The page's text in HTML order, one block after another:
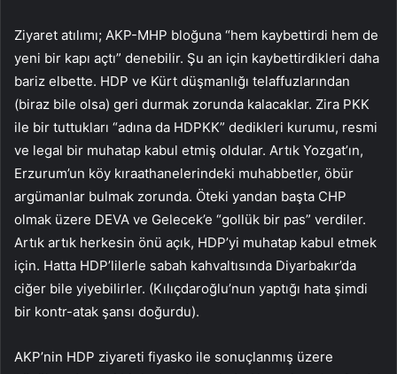
Ziyaret atılımı; AKP-MHP bloğuna “hem kaybettirdi hem de
yeni bir kapı açtı” denebilir. Şu an için kaybettirdikleri daha
bariz elbette. HDP ve Kürt düşmanlığı telaffuzlarından
(biraz bile olsa) geri durmak zorunda kalacaklar. Zira PKK
ile bir tuttukları “adına da HDPKK” dedikleri kurumu, resmi
ve legal bir muhatap kabul etmiş oldular. Artık Yozgat’ın,
Erzurum’un köy kıraathanelerindeki muhabbetler, öbür
argümanlar bulmak zorunda. Öteki yandan başta CHP
olmak üzere DEVA ve Gelecek’e “gollük bir pas” verdiler.
Artık artık herkesin önü açık, HDP’yi muhatap kabul etmek
için. Hatta HDP’lilerle sabah kahvaltısında Diyarbakır’da
ciğer bile yiyebilirler. (Kılıçdaroğlu’nun yaptığı hata şimdi
bir kontr-atak şansı doğurdu).
AKP’nin HDP ziyareti fiyasko ile sonuçlanmış üzere